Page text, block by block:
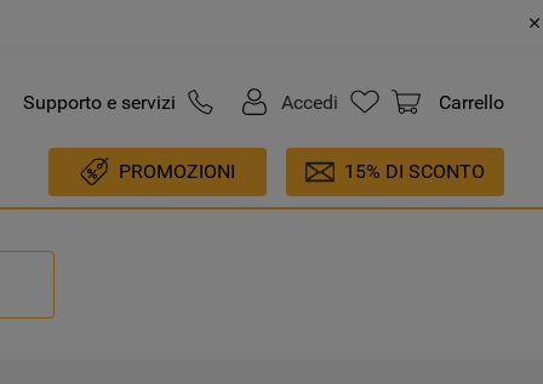
Supporto e servizi Accedi Carrello
PROMOZIONI 15% DI SCONTO